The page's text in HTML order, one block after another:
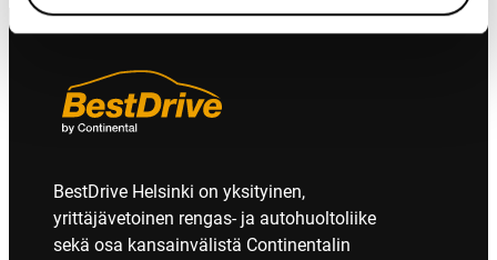
BestDrive Helsinki on yksityinen,
yrittäjävetoinen rengas- ja autohuoltoliike
sekä osa kansainvälistä Continentalin